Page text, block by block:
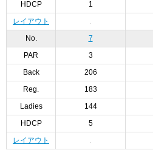
HDCP 1
レイアウト
No. 7
PAR 3
Back 206
Reg. 183
Ladies 144
HDCP 5
レイアウト